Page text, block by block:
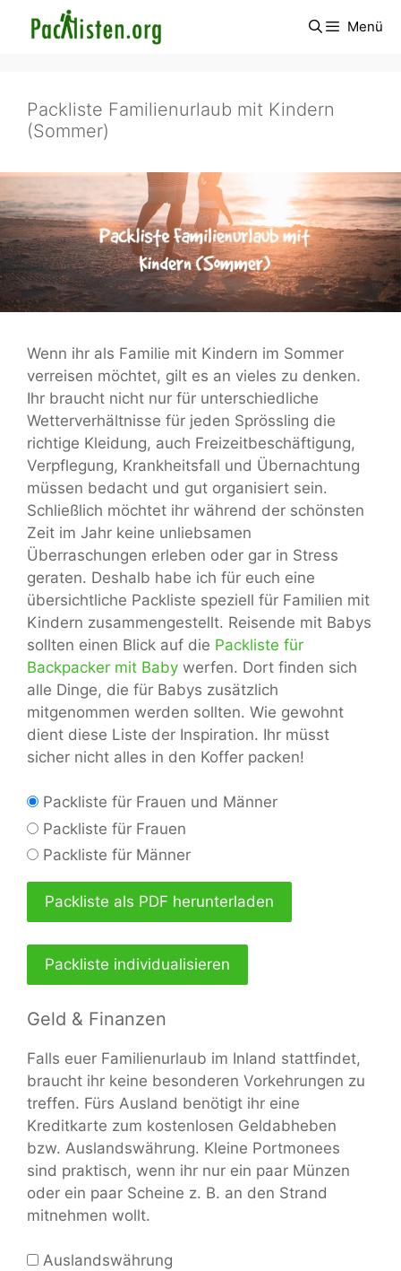
Inhalt
Menü
Packliste Familienurlaub mit Kindern
(Sommer)
Wenn ihr als Familie mit Kindern im Sommer
verreisen möchtet, gilt es an vieles zu denken.
Ihr braucht nicht nur für unterschiedliche
Wetterverhältnisse für jeden Sprössling die
richtige Kleidung, auch Freizeitbeschäftigung,
Verpflegung, Krankheitsfall und Übernachtung
müssen bedacht und gut organisiert sein.
Schließlich möchtet ihr während der schönsten
Zeit im Jahr keine unliebsamen
Überraschungen erleben oder gar in Stress
geraten. Deshalb habe ich für euch eine
übersichtliche Packliste speziell für Familien mit
Kindern zusammengestellt. Reisende mit Babys
sollten einen Blick auf die Packliste für
Backpacker mit Baby werfen. Dort finden sich
alle Dinge, die für Babys zusätzlich
mitgenommen werden sollten. Wie gewohnt
dient diese Liste der Inspiration. Ihr müsst
sicher nicht alles in den Koffer packen!
Packliste für Frauen und Männer
Packliste für Frauen
Packliste für Männer
Packliste als PDF herunterladen
Packliste individualisieren
Geld & Finanzen
Falls euer Familienurlaub im Inland stattfindet,
braucht ihr keine besonderen Vorkehrungen zu
treffen. Fürs Ausland benötigt ihr eine
Kreditkarte zum kostenlosen Geldabheben
bzw. Auslandswährung. Kleine Portmonees
sind praktisch, wenn ihr nur ein paar Münzen
oder ein paar Scheine z. B. an den Strand
mitnehmen wollt.
Auslandswährung